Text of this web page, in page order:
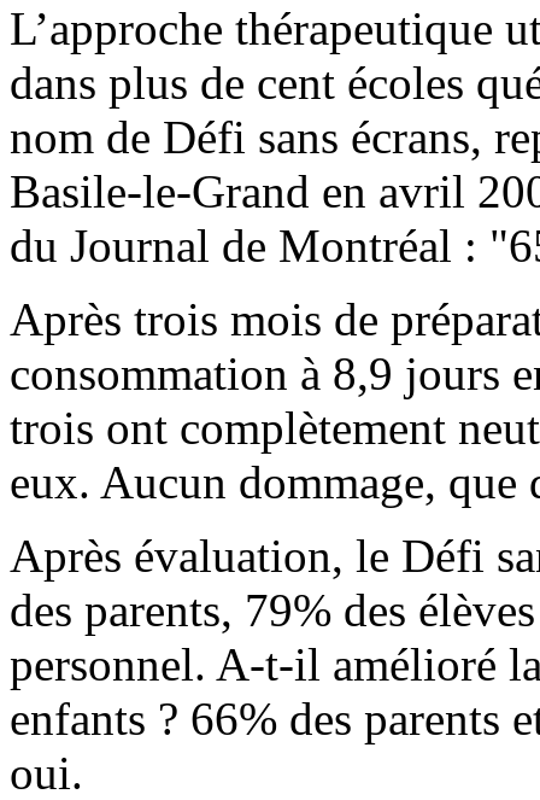
L’approche thérapeutique
dans plus de cent écoles
nom de Défi sans écrans,
Basile-le-Grand en avril
du Journal de Montréal :
Après trois mois de
consommation à 8,9 jours
trois ont complètement
eux. Aucun dommage, que
Après évaluation, le Défi
des parents, 79% des
personnel. A-t-il amélioré
enfants ? 66% des parents
oui.